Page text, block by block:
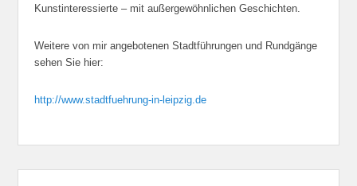
Kunstinteressierte – mit außergewöhnlichen Geschichten.
Weitere von mir angebotenen Stadtführungen und Rundgänge
sehen Sie hier:
http://www.stadtfuehrung-in-leipzig.de